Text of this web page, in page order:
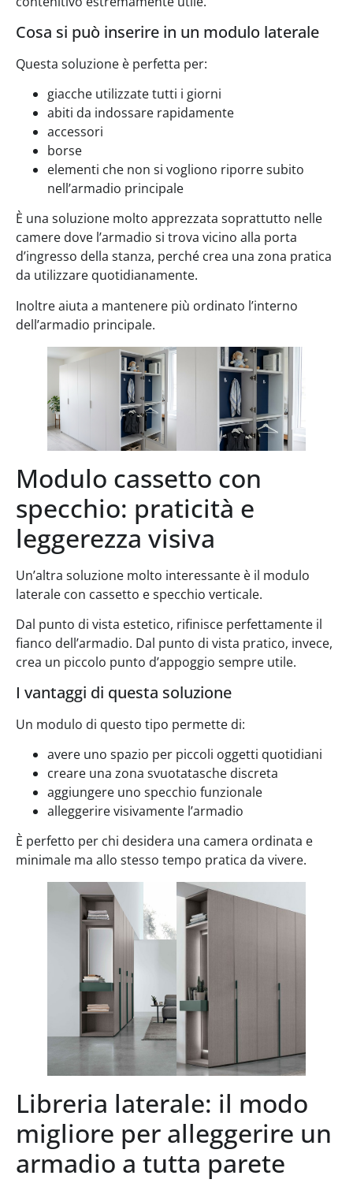
Cosa si può inserire in un modulo laterale
Questa soluzione è perfetta per:
giacche utilizzate tutti i giorni
abiti da indossare rapidamente
accessori
borse
elementi che non si vogliono riporre subito
nell’armadio principale
È una soluzione molto apprezzata soprattutto nelle
camere dove l’armadio si trova vicino alla porta
d’ingresso della stanza, perché crea una zona pratica
da utilizzare quotidianamente.
Inoltre aiuta a mantenere più ordinato l’interno
dell’armadio principale.
Modulo cassetto con
specchio: praticità e
leggerezza visiva
Un’altra soluzione molto interessante è il modulo
laterale con cassetto e specchio verticale.
Dal punto di vista estetico, rifinisce perfettamente il
fianco dell’armadio. Dal punto di vista pratico, invece,
crea un piccolo punto d’appoggio sempre utile.
I vantaggi di questa soluzione
Un modulo di questo tipo permette di:
avere uno spazio per piccoli oggetti quotidiani
creare una zona svuotatasche discreta
aggiungere uno specchio funzionale
alleggerire visivamente l’armadio
È perfetto per chi desidera una camera ordinata e
minimale ma allo stesso tempo pratica da vivere.
Libreria laterale: il modo
migliore per alleggerire un
armadio a tutta parete